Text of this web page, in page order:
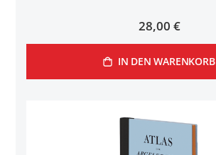
28,00 €
IN DEN WARENKORB